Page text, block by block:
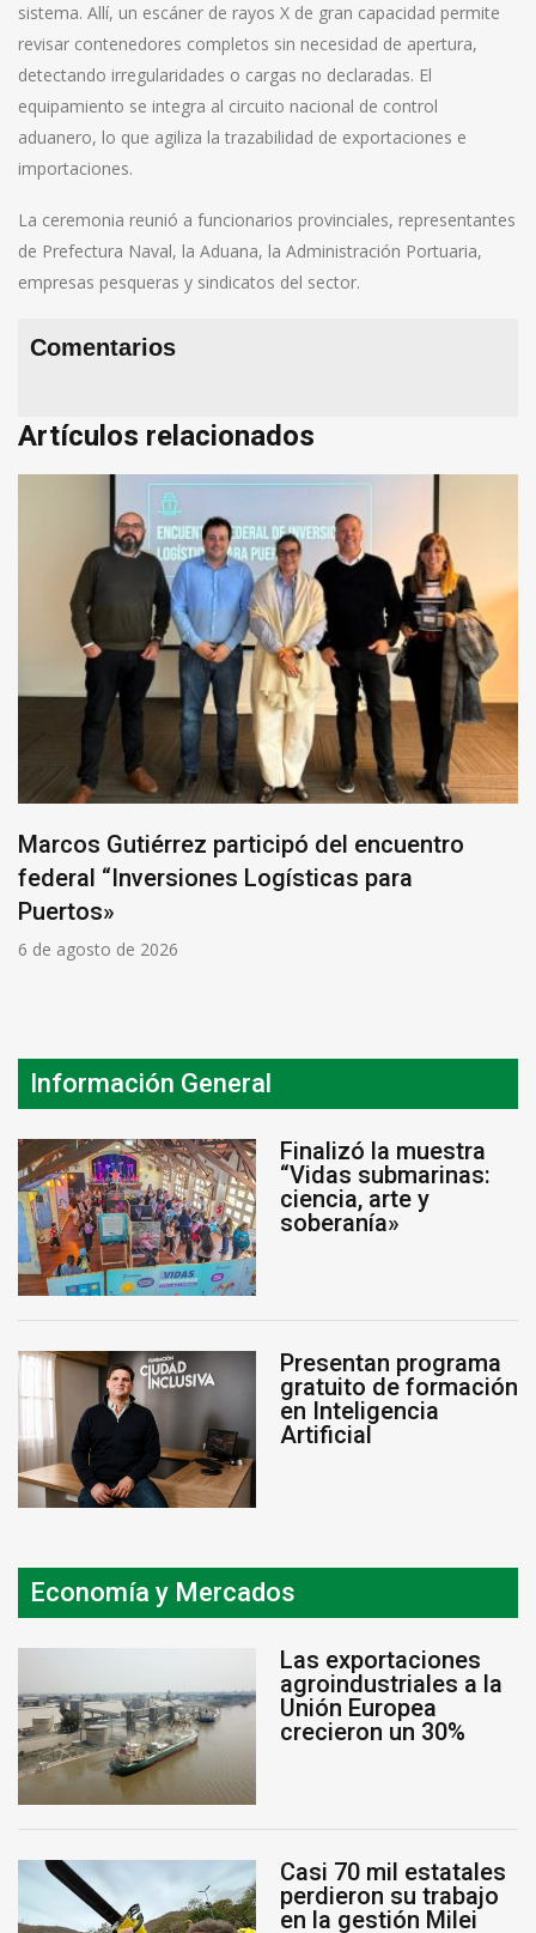
sistema. Allí, un escáner de rayos X de gran capacidad permite
revisar contenedores completos sin necesidad de apertura,
detectando irregularidades o cargas no declaradas. El
equipamiento se integra al circuito nacional de control
aduanero, lo que agiliza la trazabilidad de exportaciones e
importaciones.
La ceremonia reunió a funcionarios provinciales, representantes
de Prefectura Naval, la Aduana, la Administración Portuaria,
empresas pesqueras y sindicatos del sector.
Comentarios
Artículos relacionados
Marcos Gutiérrez participó del encuentro
federal “Inversiones Logísticas para
Puertos»
6 de agosto de 2026
Información General
Finalizó la muestra
“Vidas submarinas:
ciencia, arte y
soberanía»
Presentan programa
gratuito de formación
en Inteligencia
Artificial
Economía y Mercados
Las exportaciones
agroindustriales a la
Unión Europea
crecieron un 30%
Casi 70 mil estatales
perdieron su trabajo
en la gestión Milei